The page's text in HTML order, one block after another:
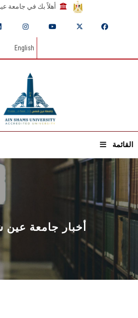
أهلاً بك في جامعة
English
القائمة
أخبار جامعة